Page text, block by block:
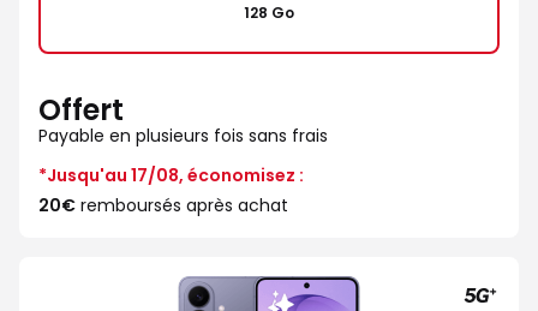
128 Go
Offert
Payable en plusieurs fois sans frais
*Jusqu'au 17/08, économisez :
20€ remboursés après achat